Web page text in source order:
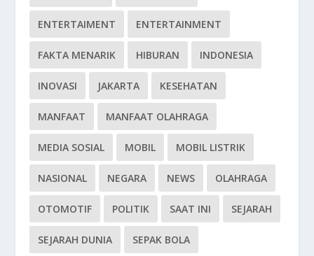
ENTERTAIMENT ENTERTAINMENT
FAKTA MENARIK HIBURAN INDONESIA
INOVASI JAKARTA KESEHATAN
MANFAAT MANFAAT OLAHRAGA
MEDIA SOSIAL MOBIL MOBIL LISTRIK
NASIONAL NEGARA NEWS OLAHRAGA
OTOMOTIF POLITIK SAAT INI SEJARAH
SEJARAH DUNIA SEPAK BOLA